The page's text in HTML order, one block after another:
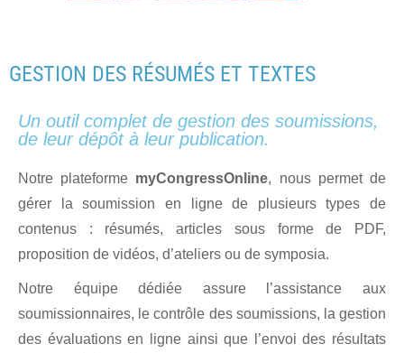
GESTION DES RÉSUMÉS ET TEXTES
Un outil complet de gestion des soumissions,
de leur dépôt à leur publication.
Notre plateforme myCongressOnline, nous permet de
gérer la soumission en ligne de plusieurs types de
contenus : résumés, articles sous forme de PDF,
proposition de vidéos, d’ateliers ou de symposia.
Notre équipe dédiée assure l’assistance aux
soumissionnaires, le contrôle des soumissions, la gestion
des évaluations en ligne ainsi que l’envoi des résultats